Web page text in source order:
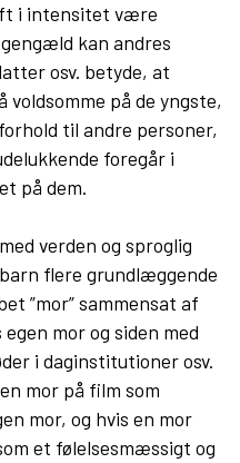
i intensitet være
kan andres
osv. betyde, at
på de yngste,
til andre personer,
foregår i
på dem.
verden og sproglig
flere grundlæggende
”mor” sammensat af
mor og siden med
i daginstitutioner osv.
mor på film som
mor, og hvis en mor
et følelsesmæssigt og